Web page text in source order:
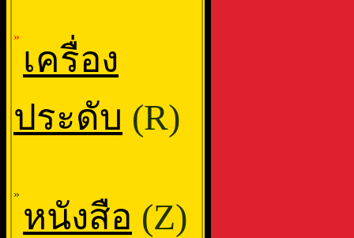
»
เครื่อง
ประดับ (R)
»
หนังสือ (Z)